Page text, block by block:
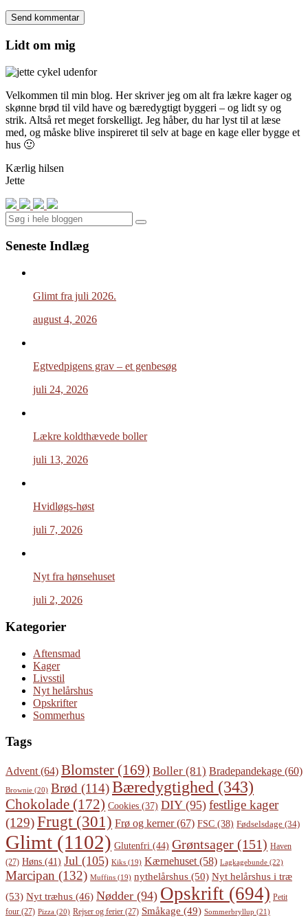
Lidt om mig
Velkommen til min blog. Her skriver jeg om alt fra lækre kager og
skønne brød til vild have og bæredygtigt byggeri – og lidt sy og
strik. Altså ret meget forskelligt. Jeg håber, du har lyst til at læse
med, og måske blive inspireret til selv at bage en kage eller bygge et
hus 🙂
Kærlig hilsen
Jette
Search
Seneste Indlæg
Glimt fra juli 2026.
august 4, 2026
Egtvedpigens grav – et genbesøg
juli 24, 2026
Lækre koldthævede boller
juli 13, 2026
Hvidløgs-høst
juli 7, 2026
Nyt fra hønsehuset
juli 2, 2026
Kategorier
Aftensmad
Kager
Livsstil
Nyt helårshus
Opskrifter
Sommerhus
Tags
Advent (64) Blomster (169) Boller (81) Bradepandekage (60)
Brownie (20) Brød (114)Bæredygtighed (343)
Chokolade (172) Cookies (37) DIY(95) festlige kager
(129)Frugt (301) Frø og kerner(67) FSC (38) Fødselsdage (34)
Glimt (1102) Glutenfri (44) Grøntsager (151) Haven
(27) Høns (41) Jul (105) Kiks (19) Kærnehuset (58) Lagkagebunde (22)
Marcipan (132) Muffins (19) nythelårshus (50) Nyt helårshus i træ
(53) Nyt træhus (46) Nødder (94) Opskrift (694) Petit
four (27) Pizza (20) Rejser og ferier (27) Småkage (49) Sommerbryllup (21)